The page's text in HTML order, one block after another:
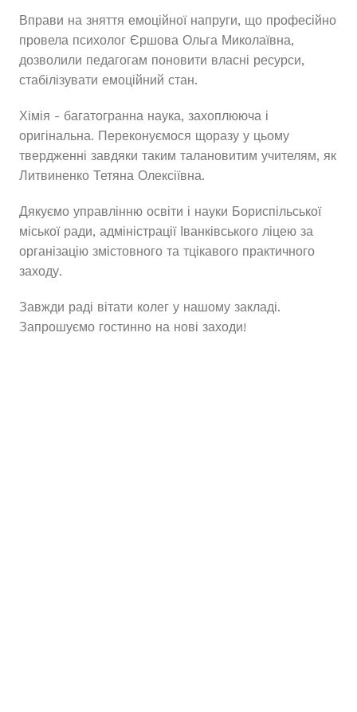
Вправи на зняття емоційної напруги, що професійно
провела психолог Єршова Ольга Миколаївна,
дозволили педагогам поновити власні ресурси,
стабілізувати емоційний стан.
Хімія - багатогранна наука, захоплююча і
оригінальна. Переконуємося щоразу у цьому
твердженні завдяки таким талановитим учителям, як
Литвиненко Тетяна Олексіївна.
Дякуємо управлінню освіти і науки Бориспільської
міської ради, адміністрації Іванківського ліцею за
організацію змістовного та тцікавого практичного
заходу.
Завжди раді вітати колег у нашому закладі.
Запрошуємо гостинно на нові заходи!